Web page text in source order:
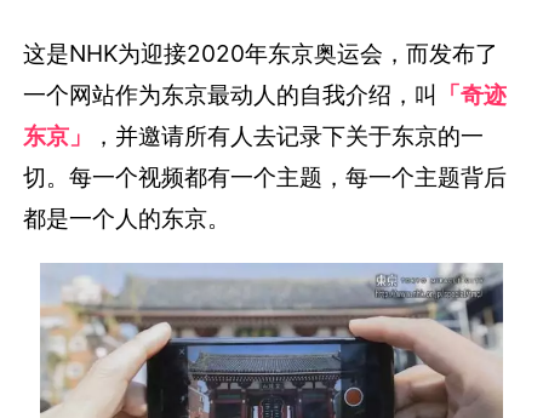
这是NHK为迎接2020年东京奥运会，而发布了
一个网站作为东京最动人的自我介绍，叫
「奇迹
东京」
，并邀请所有人去记录下关于东京的一
切。每一个视频都有一个主题，每一个主题背后
都是一个人的东京。